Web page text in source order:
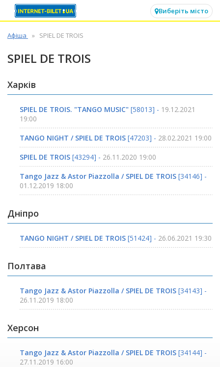
Виберіть місто
Афіша SPIEL DE TROIS
SPIEL DE TROIS
Харків
SPIEL DE TROIS. "TANGO MUSIC" [58013] - 19.12.2021
19:00
TANGO NIGHT / SPIEL DE TROIS [47203] - 28.02.2021 19:00
SPIEL DE TROIS [43294] - 26.11.2020 19:00
Tango Jazz & Astor Piazzolla / SPIEL DE TROIS [34146] -
01.12.2019 18:00
Дніпро
TANGO NIGHT / SPIEL DE TROIS [51424] - 26.06.2021 19:30
Полтава
Tango Jazz & Astor Piazzolla / SPIEL DE TROIS [34143] -
26.11.2019 18:00
Херсон
Tango Jazz & Astor Piazzolla / SPIEL DE TROIS [34144] -
27.11.2019 16:00